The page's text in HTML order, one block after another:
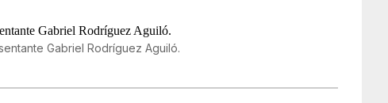
Gabriel Rodríguez Aguiló.